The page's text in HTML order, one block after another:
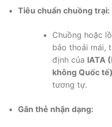
Tiêu chuẩn chuồng trại:
Chuồng hoặc
bảo thoải mái,
định của IATA
không Quốc tế)
tương tự.
Gắn thẻ nhận dạng: